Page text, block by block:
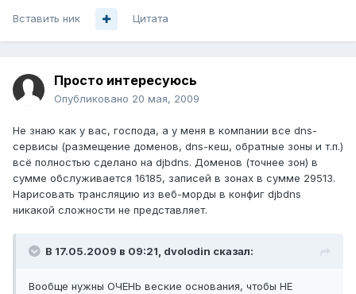
Вставить ник Цитата
Просто интересуюсь
Опубликовано 20 мая, 2009
Не знаю как у вас, господа, а у меня в компании все dns-
сервисы (размещение доменов, dns-кеш, обратные зоны и т.п.)
всё полностью сделано на djbdns. Доменов (точнее зон) в
сумме обслуживается 16185, записей в зонах в сумме 29513.
Нарисовать трансляцию из веб-морды в конфиг djbdns
никакой сложности не представляет.
В 17.05.2009 в 09:21, dvolodin сказал:
Вообще нужны ОЧЕНЬ веские основания, чтобы НЕ